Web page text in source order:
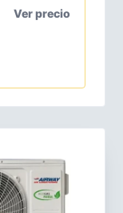
Ver precio